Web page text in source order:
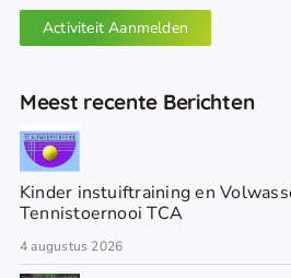
Activiteit Aanmelden
Meest recente Berichten
Kinder instuiftraining en
Tennistoernooi TCA
4 augustus 2026